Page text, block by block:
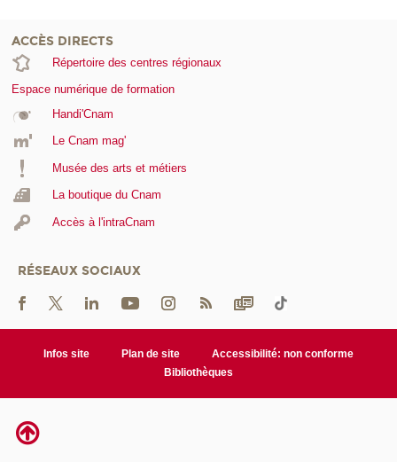
ACCÈS DIRECTS
Répertoire des centres régionaux
Espace numérique de formation
Handi'Cnam
Le Cnam mag'
Musée des arts et métiers
La boutique du Cnam
Accès à l'intraCnam
RÉSEAUX SOCIAUX
Infos site Plan de site
Accessibilité: non conforme
Bibliothèques